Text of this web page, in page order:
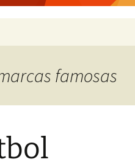
famosas